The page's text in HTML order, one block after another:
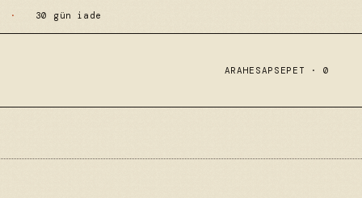
· 30 gün iade
ARAHESAP SEPET ·0